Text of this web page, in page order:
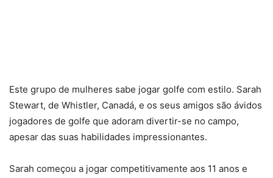
Este grupo de mulheres sabe jogar golfe com estilo. Sarah
Stewart, de Whistler, Canadá, e os seus amigos são ávidos
jogadores de golfe que adoram divertir-se no campo,
apesar das suas habilidades impressionantes.
Sarah começou a jogar competitivamente aos 11 anos e